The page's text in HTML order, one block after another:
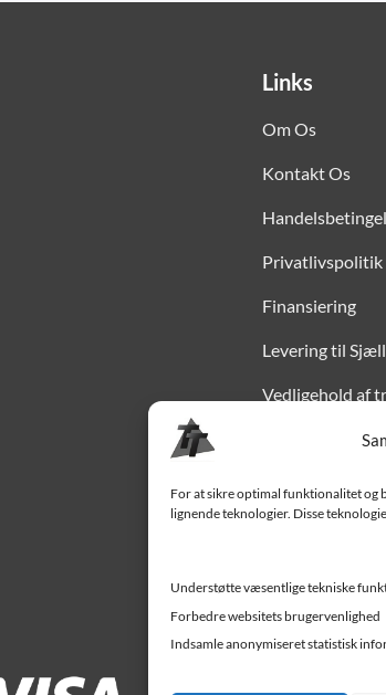
For at sikre optimal funktionalitet og
lignende teknologier. Disse
Understøtte væsentlige tekniske
Forbedre websitets brugervenlighed
Indsamle anonymiseret statistisk
MulighederneLinks
Om Os
Kontakt Os
Privatlivspolitik
Finansiering
Levering til
Vedligehold af
Trailer-hjælp
Job/ledige